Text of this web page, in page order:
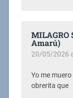
MILAGRO
Amarú)
20/05/2026
Yo me
obrerita que